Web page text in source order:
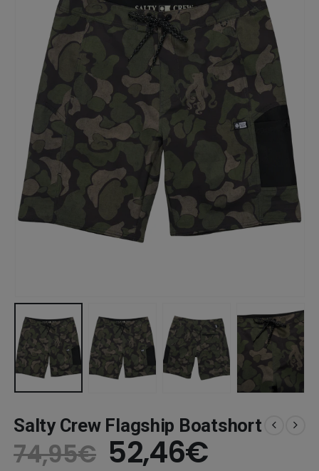
Salty Crew Flagship Boatshort
74,95€ Original
52,46€Η